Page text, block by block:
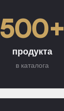
500+
продукта
в каталога